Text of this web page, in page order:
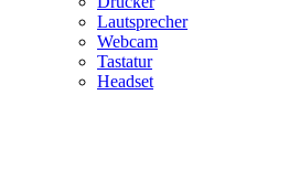
Lautsprecher
Webcam
Tastatur
Headset